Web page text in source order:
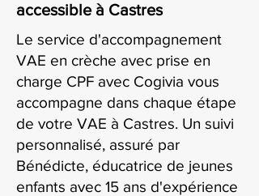
accessible à Castres
Le service d'accompagnement
VAE en crèche avec prise en
charge CPF avec Cogivia vous
accompagne dans chaque étape
de votre VAE à Castres. Un suivi
personnalisé, assuré par
Bénédicte, éducatrice de jeunes
enfants avec 15 ans d'expérience